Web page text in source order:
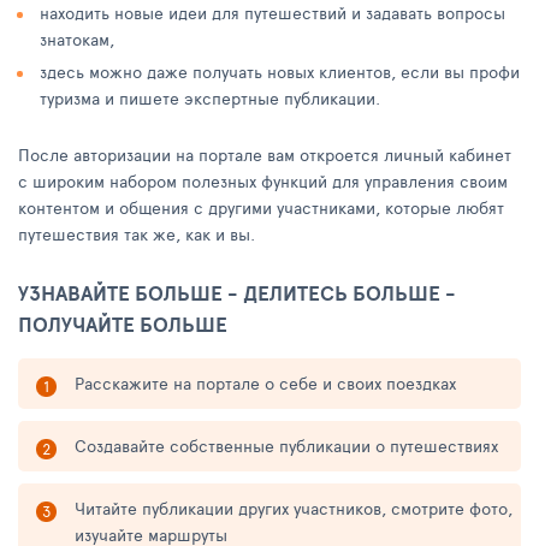
находить новые идеи для путешествий и задавать вопросы
знатокам,
здесь можно даже получать новых клиентов, если вы профи
туризма и пишете экспертные публикации.
После авторизации на портале вам откроется личный кабинет
с широким набором полезных функций для управления своим
контентом и общения с другими участниками, которые любят
путешествия так же, как и вы.
УЗНАВАЙТЕ БОЛЬШЕ - ДЕЛИТЕСЬ БОЛЬШЕ -
ПОЛУЧАЙТЕ БОЛЬШЕ
Расскажите на портале о себе и своих поездках
Создавайте собственные публикации о путешествиях
Читайте публикации других участников, смотрите фото,
изучайте маршруты